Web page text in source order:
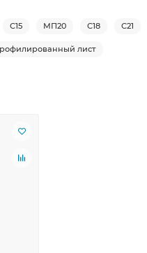
С15 МП20 С18 С21
лист